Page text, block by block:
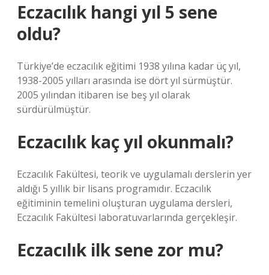
Eczacılık hangi yıl 5 sene
oldu?
Türkiye’de eczacılık eğitimi 1938 yılına kadar üç yıl,
1938-2005 yılları arasında ise dört yıl sürmüştür.
2005 yılından itibaren ise beş yıl olarak
sürdürülmüştür.
Eczacılık kaç yıl okunmalı?
Eczacılık Fakültesi, teorik ve uygulamalı derslerin yer
aldığı 5 yıllık bir lisans programıdır. Eczacılık
eğitiminin temelini oluşturan uygulama dersleri,
Eczacılık Fakültesi laboratuvarlarında gerçekleşir.
Eczacılık ilk sene zor mu?